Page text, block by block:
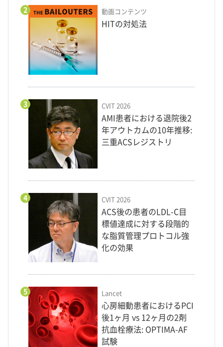
2 動画コンテンツ
HITの対処法
3 CVIT 2026
AMI患者における退院後2
年アウトカムの10年推移:
三重ACSレジストリ
4 CVIT 2026
ACS後の患者のLDL-C目
標値達成に対する段階的
な脂質管理プロトコル強
化の効果
5 Lancet
心房細動患者におけるPCI
後1ヶ月 vs 12ヶ月の2剤
抗血栓療法: OPTIMA-AF
試験